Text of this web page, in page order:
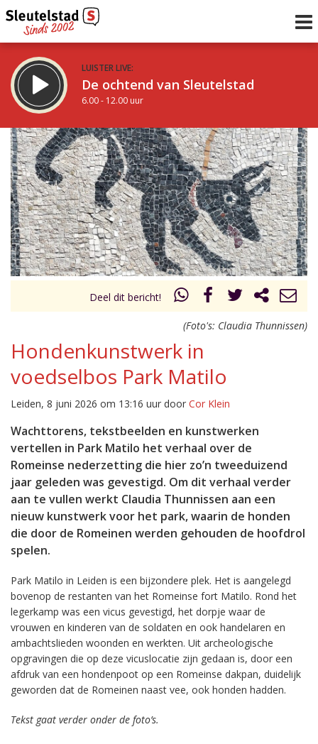
LUISTER LIVE:
De ochtend van Sleutelstad
6.00 - 12.00 uur
STRAKS:
De middag van Sleutelstad
12.00 - 18.00 uur
Vorig uur
uur 1 van 0 Volgend uur
Inklappen
Deel dit bericht!
(Foto's: Claudia Thunnissen)
Hondenkunstwerk in
voedselbos Park Matilo
Leiden, 8 juni 2026 om 13:16 uur door Cor Klein
Wachttorens, tekstbeelden en kunstwerken
vertellen in Park Matilo het verhaal over de
Romeinse nederzetting die hier zo’n tweeduizend
jaar geleden was gevestigd. Om dit verhaal verder
aan te vullen werkt Claudia Thunnissen aan een
nieuw kunstwerk voor het park, waarin de honden
die door de Romeinen werden gehouden de hoofdrol
spelen.
Park Matilo in Leiden is een bijzondere plek. Het is aangelegd
bovenop de restanten van het Romeinse fort Matilo. Rond het
legerkamp was een vicus gevestigd, het dorpje waar de
vrouwen en kinderen van de soldaten en ook handelaren en
ambachtslieden woonden en werkten. Uit archeologische
opgravingen die op deze vicuslocatie zijn gedaan is, door een
afdruk van een hondenpoot op een Romeinse dakpan, duidelijk
geworden dat de Romeinen naast vee, ook honden hadden.
Tekst gaat verder onder de foto’s.